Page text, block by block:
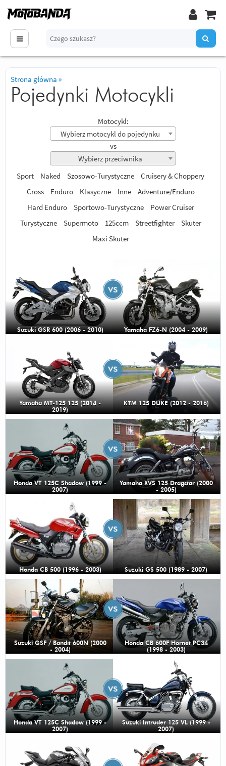
Strona główna »
Pojedynki Motocykli
Motocykl:
Wybierz motocykl do pojedynku
vs
Wybierz przeciwnika
Sport
Naked Szosowo-Turystyczne
Cruisery & Choppery
Cross
Enduro Klasyczne Inne
Adventure/Enduro
Hard Enduro
Sportowo-Turystyczne
Power Cruiser
Turystyczne
Supermoto 125ccm Streetfighter
Skuter
Maxi Skuter
Suzuki GSR 600 (2006 - 2010) Yamaha FZ6-N (2004 - 2009)
Yamaha MT-125 125 (2014 -
2019)
KTM 125 DUKE (2012 - 2016)
Honda VT 125C Shadow (1999 -
2007)
Yamaha XVS 125 Dragstar (2000
- 2005)
Honda CB 500 (1996 - 2003) Suzuki GS 500 (1989 - 2007)
Suzuki GSF / Bandit 600N (2000
- 2004)
Honda CB 600F Hornet PC34
(1998 - 2003)
Honda VT 125C Shadow (1999 -
2007)
Suzuki Intruder 125 VL (1999 -
2007)